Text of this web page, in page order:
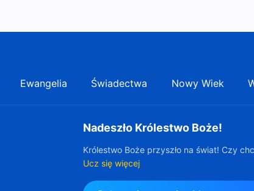
Ewangelia Świadectwa Nowy Wiek
Nadeszło Królestwo Boże!
Królestwo Boże przyszło na świat! Czy
Ucz się więcej